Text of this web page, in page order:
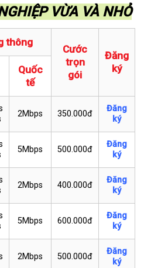
VỪA VÀ NHỎ
thông
Cước
trọn
gói
Đăng
ký
Quốc
tế
2Mbps 350.000đ
Đăng
ký
5Mbps 500.000đ
Đăng
ký
2Mbps 400.000đ
Đăng
ký
5Mbps 600.000đ
Đăng
ký
2Mbps 500.000đ
Đăng
ký